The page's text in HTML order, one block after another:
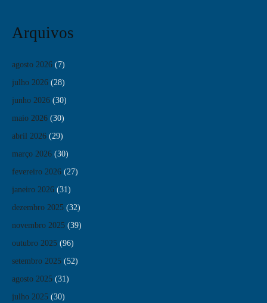
Arquivos
agosto 2026 (7)
julho 2026 (28)
junho 2026 (30)
maio 2026 (30)
abril 2026 (29)
março 2026 (30)
fevereiro 2026 (27)
janeiro 2026 (31)
dezembro 2025 (32)
novembro 2025 (39)
outubro 2025 (96)
setembro 2025 (52)
agosto 2025 (31)
julho 2025 (30)